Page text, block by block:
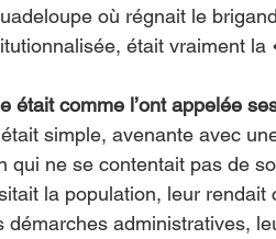
où régnait le
était vraiment la
était comme l’ont appelée
simple, avenante avec
qui ne se contentait pas de
la population, leur rendait
administratives,